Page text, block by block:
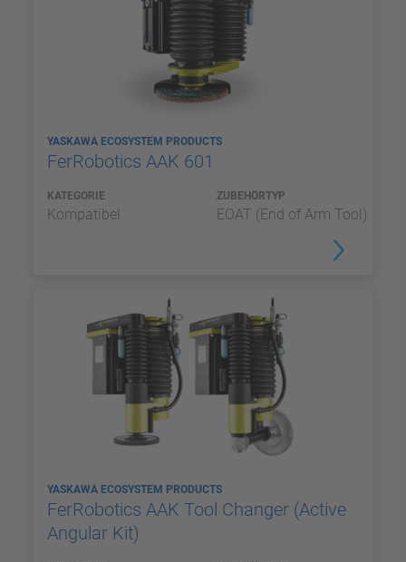
YASKAWA ECOSYSTEM PRODUCTS
FerRobotics AAK 601
KATEGORIE
Kompatibel
ZUBEHÖRTYP
EOAT (End of Arm Tool)
YASKAWA ECOSYSTEM PRODUCTS
FerRobotics AAK Tool Changer (Active
Angular Kit)